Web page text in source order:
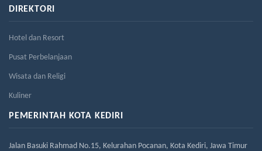
DIREKTORI
Hotel dan Resort
Pusat Perbelanjaan
Wisata dan Religi
Kuliner
PEMERINTAH KOTA KEDIRI
Jalan Basuki Rahmad No.15, Kelurahan Pocanan, Kota Kediri, Jawa Timur